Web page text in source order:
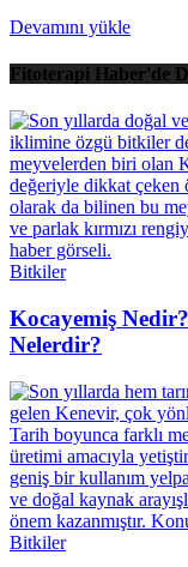
Devamını yükle
Fitoterapi Haber'de
Bitkiler
Kocayemiş
Nelerdir?
Bitkiler